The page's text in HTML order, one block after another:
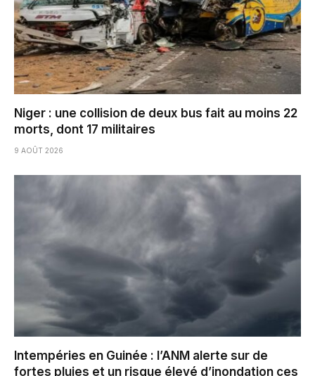
Niger : une collision de deux bus fait au moins 22
morts, dont 17 militaires
9 AOÛT 2026
Intempéries en Guinée : l’ANM alerte sur de
fortes pluies et un risque élevé d’inondation ces